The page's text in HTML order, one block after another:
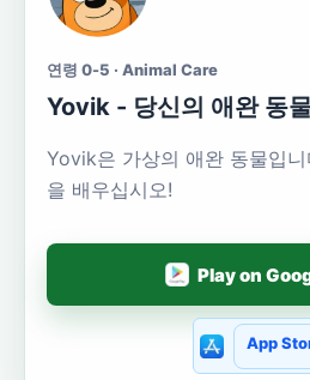
연령 0-5 · Animal Care
Yovik - 당신의 애완 동
Yovik은 가상의 애완 동물입
을 배우십시오!
Play on
App